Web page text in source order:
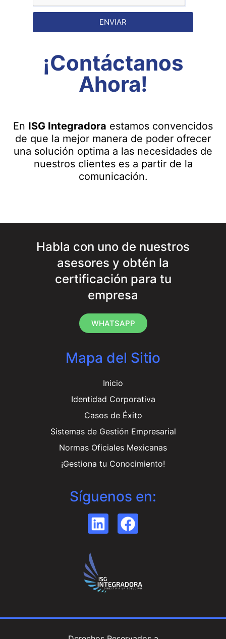
ENVIAR
¡Contáctanos
Ahora!
En ISG Integradora estamos convencidos
de que la mejor manera de poder ofrecer
una solución optima a las necesidades de
nuestros clientes es a partir de la
comunicación.
Habla con uno de nuestros
asesores y obtén la
certificación para tu
empresa
WHATSAPP
Mapa del Sitio
Inicio
Identidad Corporativa
Casos de Éxito
Sistemas de Gestión Empresarial
Normas Oficiales Mexicanas
¡Gestiona tu Conocimiento!
Síguenos en: